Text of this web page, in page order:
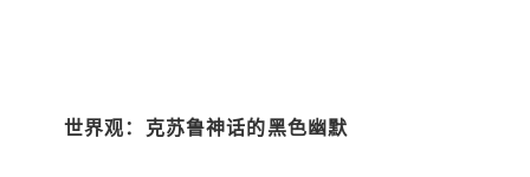
世界观：克苏鲁神话的黑色幽默